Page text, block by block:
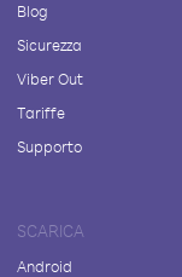
Blog
Sicurezza
Viber Out
Tariffe
Supporto
SCARICA
Android